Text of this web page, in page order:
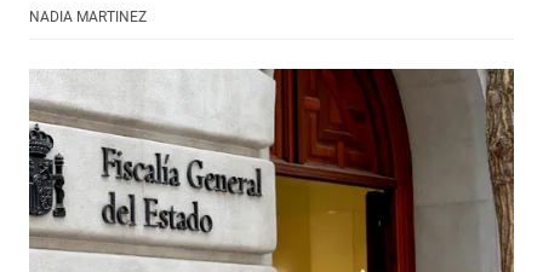
NADIA MARTINEZ